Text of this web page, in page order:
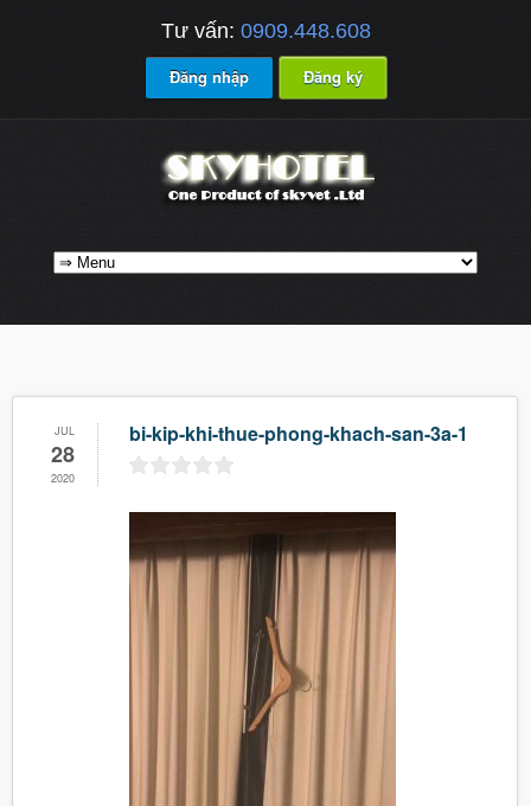
Tư vấn: 0909.448.608
Đăng nhập Đăng ký
JUL
28
2020
bi-kip-khi-thue-phong-khach-san-3a-1